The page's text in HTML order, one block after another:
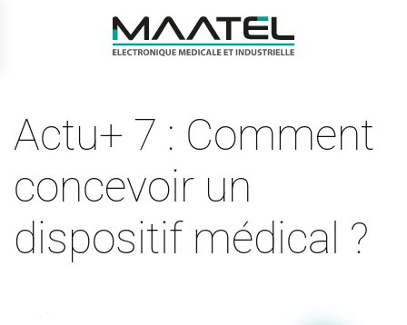
principal
Actu+ 7 : Comment
concevoir un
dispositif médical ?